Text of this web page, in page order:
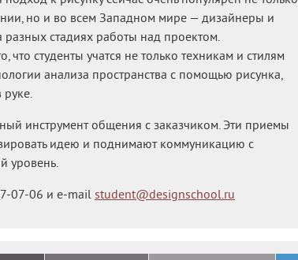
но и во всем Западном мире — дизайнеры и
стадиях работы над проектом.
что студенты учатся не только техникам и стилям
анализа пространства с помощью рисунка,
руке.
инструмент общения с заказчиком. Эти приемы
идею и поднимают коммуникацию с
уровень.
07-06 и e-mail student@designschool.ru